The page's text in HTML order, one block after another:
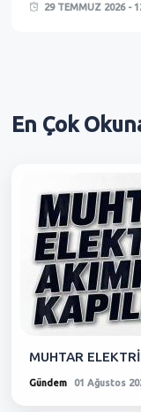
29 TEMMUZ 2026 -
En Çok
MUHTAR
Gündem 01 Ağustos